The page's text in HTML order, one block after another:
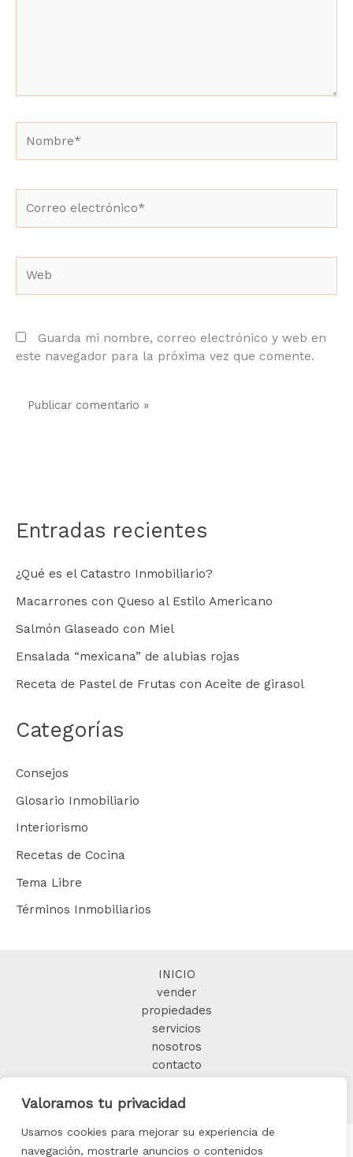
Valoramos tu privacidad
Usamos cookies para mejorar su experiencia de
navegación, mostrarle anuncios o contenidos
electrónico*
Guarda mi nombre, correo electrónico y web en
este navegador para la próxima vez que comente.
Entradas recientes
¿Qué es el Catastro Inmobiliario?
Macarrones con Queso al Estilo Americano
Salmón Glaseado con Miel
Ensalada “mexicana” de alubias rojas
Receta de Pastel de Frutas con Aceite de girasol
Categorías
Consejos
Glosario Inmobiliario
Interiorismo
Recetas de Cocina
Tema Libre
Términos Inmobiliarios
INICIO
vender
propiedades
servicios
nosotros
contacto